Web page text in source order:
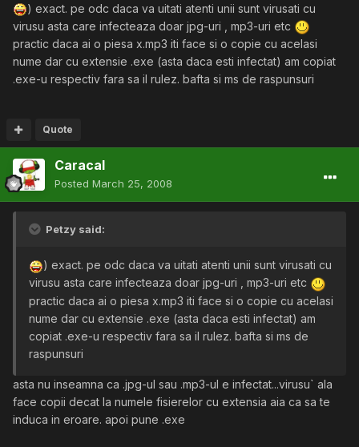
) exact. pe odc daca va uitati atenti unii sunt virusati cu
virusu asta care infecteaza doar jpg-uri , mp3-uri etc
practic daca ai o piesa x.mp3 iti face si o copie cu acelasi
nume dar cu extensie .exe (asta daca esti infectat) am copiat
.exe-u respectiv fara sa il rulez. bafta si ms de raspunsuri
Quote
Caracal
Posted March 25, 2008
Petzy said:
) exact. pe odc daca va uitati atenti unii sunt virusati cu
virusu asta care infecteaza doar jpg-uri , mp3-uri etc
practic daca ai o piesa x.mp3 iti face si o copie cu acelasi
nume dar cu extensie .exe (asta daca esti infectat) am
copiat .exe-u respectiv fara sa il rulez. bafta si ms de
raspunsuri
asta nu inseamna ca .jpg-ul sau .mp3-ul e infectat...virusu` ala
face copii decat la numele fisierelor cu extensia aia ca sa te
induca in eroare. apoi pune .exe